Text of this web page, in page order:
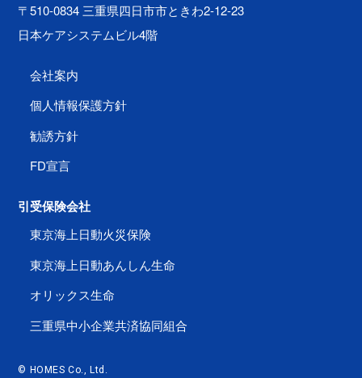
〒510-0834 三重県四日市市ときわ2-12-23
日本ケアシステムビル4階
会社案内
個人情報保護方針
勧誘方針
FD宣言
引受保険会社
東京海上日動火災保険
東京海上日動あんしん生命
オリックス生命
三重県中小企業共済協同組合
© HOMES Co., Ltd.